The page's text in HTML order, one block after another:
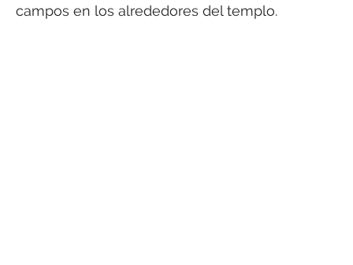
campos en los alrededores del templo.